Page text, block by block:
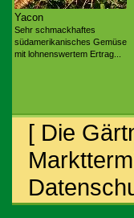
Yacon
Sehr schmackhaftes
südamerikanisches Gemüse
mit lohnenswertem Ertrag...
[ Die